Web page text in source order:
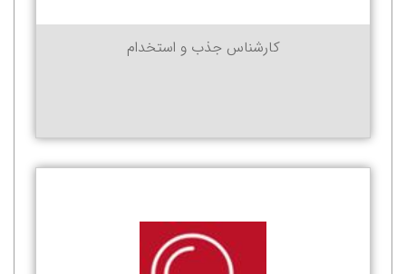
کارشناس جذب و استخدام